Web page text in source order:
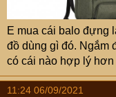
E mua cái balo đựng
đồ dùng gì đó. Ngắm
có cái nào hợp lý hơn
11:24 06/09/2021